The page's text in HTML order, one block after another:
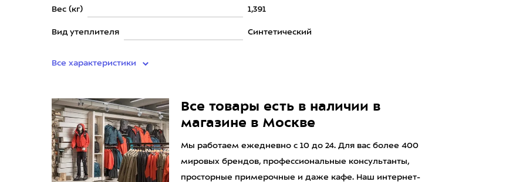
Вес (кг) 1,391
Вид утеплителя Синтетический
Все характеристики
Все товары есть в наличии в
магазине в Москве
Мы работаем ежедневно с 10 до 24. Для вас более 400
мировых брендов, профессиональные консультанты,
просторные примерочные и даже кафе. Наш интернет-